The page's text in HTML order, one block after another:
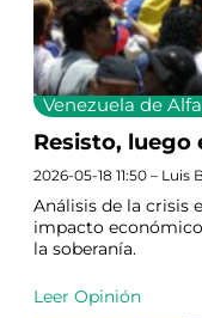
Venezuela de
Resisto, luego
2026-05-18 11:50 – Luis
Análisis de la crisis
impacto
la soberanía.
Leer Opinión